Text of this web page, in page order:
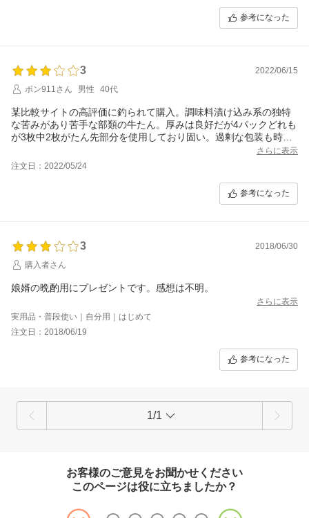
参考になった
3
2022/06/15
ボン911さん
男性 40代
某比較サイトの高評価に釣られて購入。調味料漬け込み系の独特
な苦みがあり苦手な部類の牛たん。厚みは良好だが4パックどれも
が3枚中2枚がたん先部分を使用しており固い。過剰な包装も時代
さらに表示
注文日：2022/05/24
参考になった
3
2018/06/30
購入者さん
娘婿の晩酌用にプレゼントです。感想は不明。
さらに表示
実用品・普段使い｜自分用｜はじめて
注文日：2018/06/19
参考になった
1/1
お客様のご意見をお聞かせください
このページは役に立ちましたか？